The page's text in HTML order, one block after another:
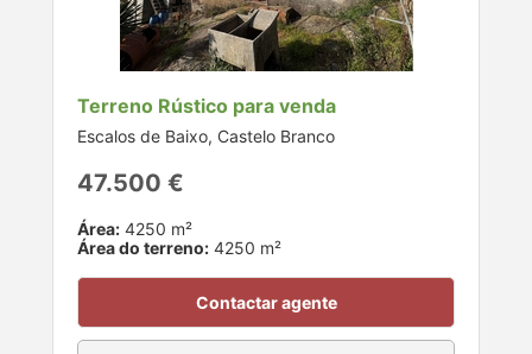
Terreno Rústico para venda
Escalos de Baixo, Castelo Branco
47.500 €
Área: 4250 m²
Área do terreno: 4250 m²
Contactar agente